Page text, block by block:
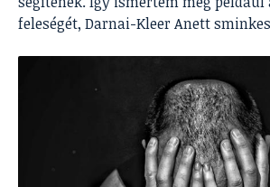
feleségét, Darnai-Kleer Anett